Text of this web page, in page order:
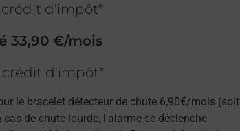
crédit d'impôt*
33,90 €/mois
crédit d'impôt*
le bracelet détecteur de chute 6,90€/mois (soit
de chute lourde, l'alarme se déclenche